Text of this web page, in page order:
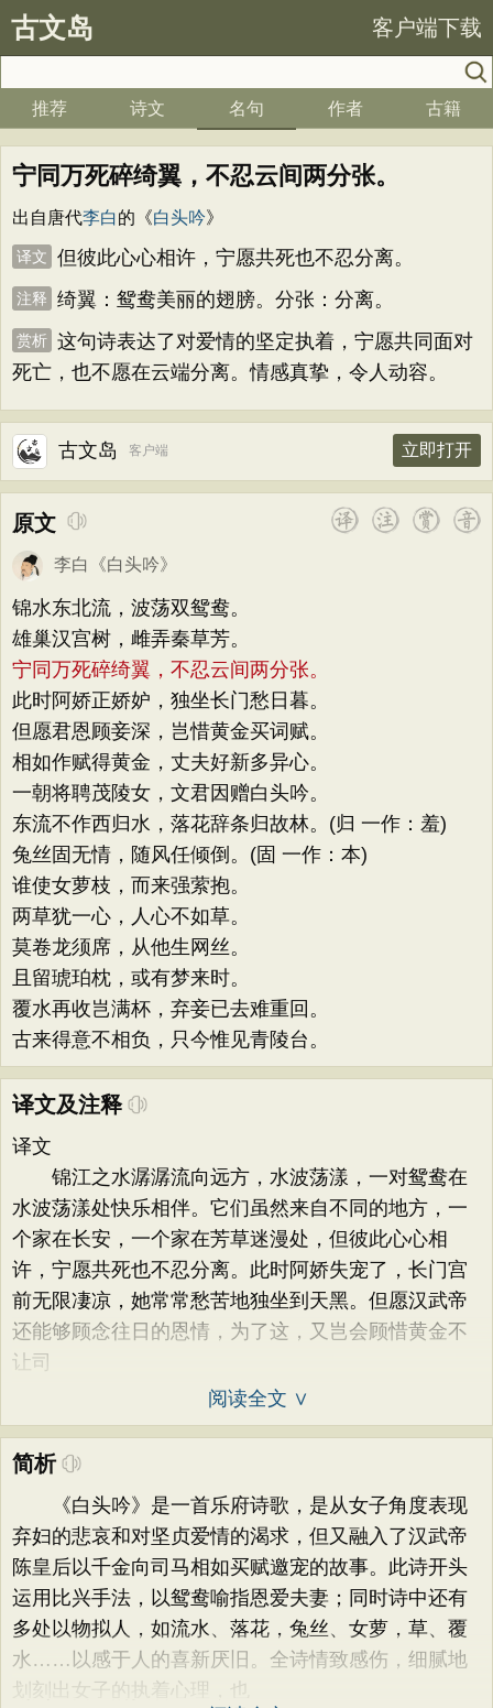
古文岛 客户端下载
推荐 诗文 名句 作者 古籍
宁同万死碎绮翼，不忍云间两分张。
出自唐代李白的《白头吟》
译文 但彼此心心相许，宁愿共死也不忍分离。
注释 绮翼：鸳鸯美丽的翅膀。分张：分离。
赏析 这句诗表达了对爱情的坚定执着，宁愿共同面对
死亡，也不愿在云端分离。情感真挚，令人动容。
古文岛 客户端 立即打开
原文
李白 《白头吟》
锦水东北流，波荡双鸳鸯。
雄巢汉宫树，雌弄秦草芳。
宁同万死碎绮翼，不忍云间两分张。
此时阿娇正娇妒，独坐长门愁日暮。
但愿君恩顾妾深，岂惜黄金买词赋。
相如作赋得黄金，丈夫好新多异心。
一朝将聘茂陵女，文君因赠白头吟。
东流不作西归水，落花辞条归故林。(归 一作：羞)
兔丝固无情，随风任倾倒。(固 一作：本)
谁使女萝枝，而来强萦抱。
两草犹一心，人心不如草。
莫卷龙须席，从他生网丝。
且留琥珀枕，或有梦来时。
覆水再收岂满杯，弃妾已去难重回。
古来得意不相负，只今惟见青陵台。
译文及注释
译文
锦江之水潺潺流向远方，水波荡漾，一对鸳鸯在
水波荡漾处快乐相伴。它们虽然来自不同的地方，一
个家在长安，一个家在芳草迷漫处，但彼此心心相
许，宁愿共死也不忍分离。此时阿娇失宠了，长门宫
前无限凄凉，她常常愁苦地独坐到天黑。但愿汉武帝
还能够顾念往日的恩情，为了这，又岂会顾惜黄金不
让司
阅读全文 ∨
简析
《白头吟》是一首乐府诗歌，是从女子角度表现
弃妇的悲哀和对坚贞爱情的渴求，但又融入了汉武帝
陈皇后以千金向司马相如买赋邀宠的故事。此诗开头
运用比兴手法，以鸳鸯喻指恩爱夫妻；同时诗中还有
多处以物拟人，如流水、落花，兔丝、女萝，草、覆
水……以感于人的喜新厌旧。全诗情致感伤，细腻地
划刻出女子的执着心理，也